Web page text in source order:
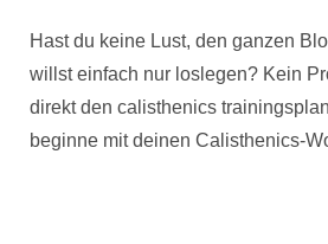
Hast du keine Lust, den ganzen
willst einfach nur loslegen? Kein
direkt den calisthenics
beginne mit deinen Calisthenics-